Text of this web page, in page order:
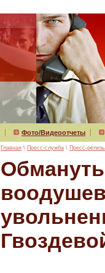
Фото/Видеоотчеты
Главная \ Пресс-служба \ Пресс-релизы